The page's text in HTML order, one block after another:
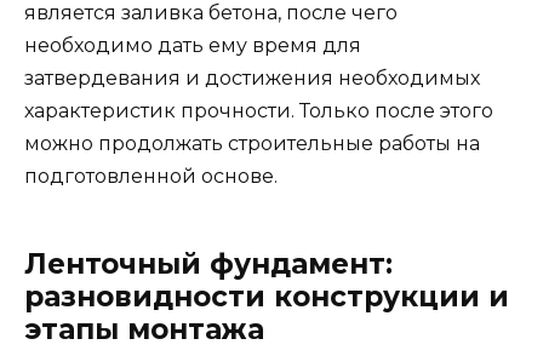
является заливка бетона, после чего
необходимо дать ему время для
затвердевания и достижения необходимых
характеристик прочности. Только после этого
можно продолжать строительные работы на
подготовленной основе.
Ленточный фундамент:
разновидности конструкции и
этапы монтажа